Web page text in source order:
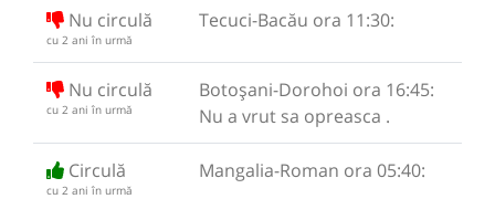
Nu circulă
cu 2 ani în urmă
Tecuci-Bacău ora 11:30:
Nu circulă
cu 2 ani în urmă
Botoșani-Dorohoi ora 16:45:
Nu a vrut sa opreasca .
Circulă
cu 2 ani în urmă
Mangalia-Roman ora 05:40: